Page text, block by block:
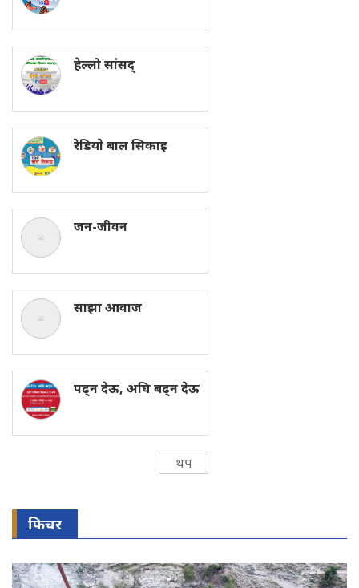
हेल्लो सांसद्
रेडियाे बाल सिकाइ
जन-जीवन
साझा आवाज
पढ्न देऊ, अघि बढ्न देऊ
थप
फिचर